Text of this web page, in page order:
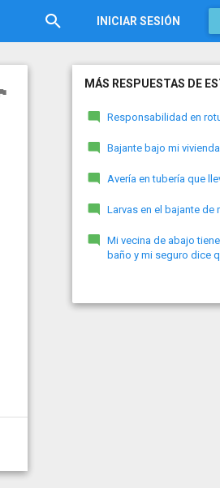
INICIAR SESIÓN
MÁS RESPUESTAS DE
Responsabilidad en
Bajante bajo mi vivienda
Avería en tubería que
Larvas en el bajante de
Mi vecina de abajo
baño y mi seguro dice